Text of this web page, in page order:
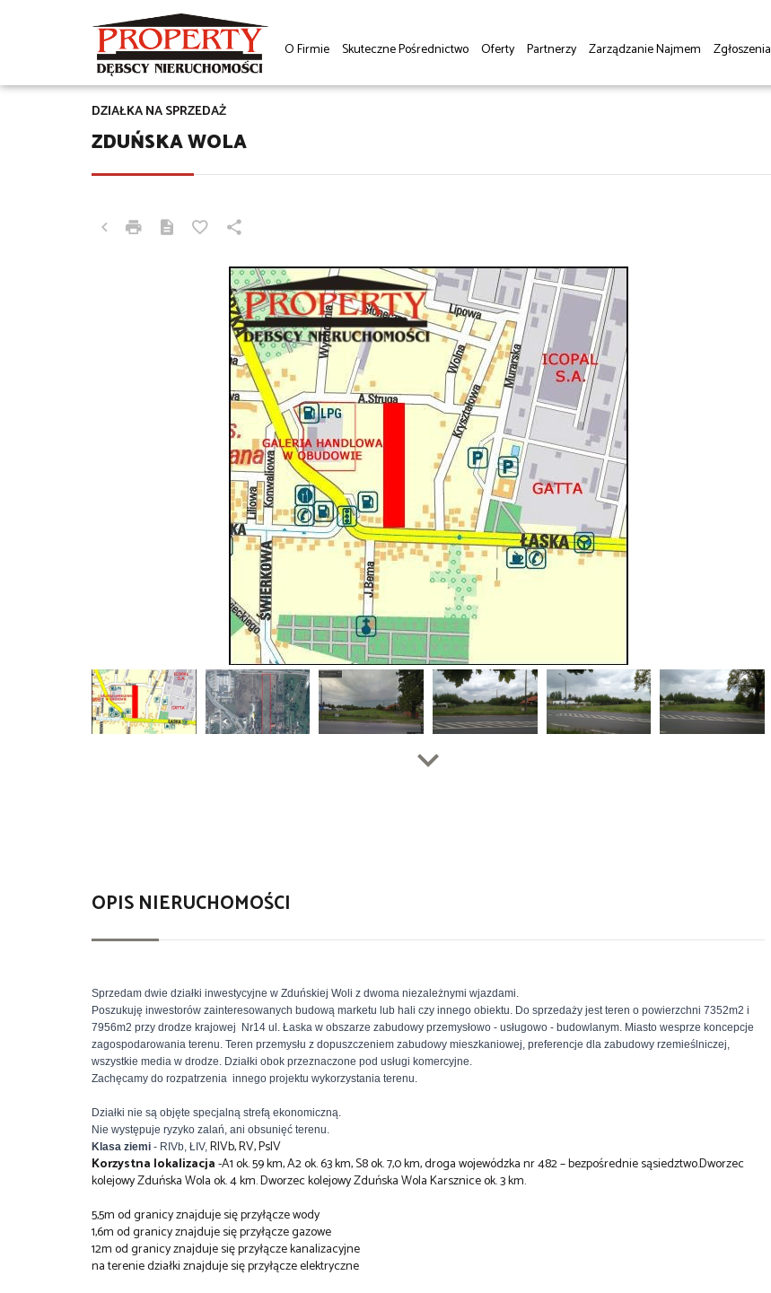
O Firmie Skuteczne Pośrednictwo Oferty Partnerzy Zarządzanie Najmem Zgłoszenia
ZDUŃSKA WOLA
DZIAŁKA NA SPRZEDAŻ
OPIS NIERUCHOMOŚCI
Sprzedam dwie działki inwestycyjne w Zduńskiej Woli z dwoma niezależnymi wjazdami.
Poszukuję inwestorów zainteresowanych budową marketu lub hali czy innego obiektu. Do sprzedaży jest teren o powierzchni 7352m2 i
7956m2 przy drodze krajowej Nr14 ul. Łaska w obszarze zabudowy przemysłowo - usługowo - budowlanym. Miasto wesprze koncepcje
zagospodarowania terenu. Teren przemysłu z dopuszczeniem zabudowy mieszkaniowej, preferencje dla zabudowy rzemieślniczej,
wszystkie media w drodze. Działki obok przeznaczone pod usługi komercyjne.
Zachęcamy do rozpatrzenia innego projektu wykorzystania terenu.
Działki nie są objęte specjalną strefą ekonomiczną.
Nie występuje ryzyko zalań, ani obsunięć terenu.
Klasa ziemi - RIVb, ŁIV, RIVb, RV, PsIV
Korzystna lokalizacja-A1 ok. 59 km, A2 ok. 63 km, S8 ok. 7,0 km, droga wojewódzka nr 482 – bezpośrednie sąsiedztwo.Dworzec
kolejowy Zduńska Wola ok. 4 km. Dworzec kolejowy Zduńska Wola Karsznice ok. 3 km.
5,5m od granicy znajduje się przyłącze wody
1,6m od granicy znajduje się przyłącze gazowe
12m od granicy znajduje się przyłącze kanalizacyjne
na terenie działki znajduje się przyłącze elektryczne